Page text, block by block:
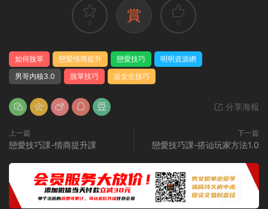
0 賞 0
如何脫單 戀愛情商提升 戀愛技巧
明明資源網
男哥内核3.0
脫單技巧 追女生技巧
分享海報
上一篇
戀愛技巧課-情商提升課
下一篇
戀愛技巧課-搭讪玩家方法1.0